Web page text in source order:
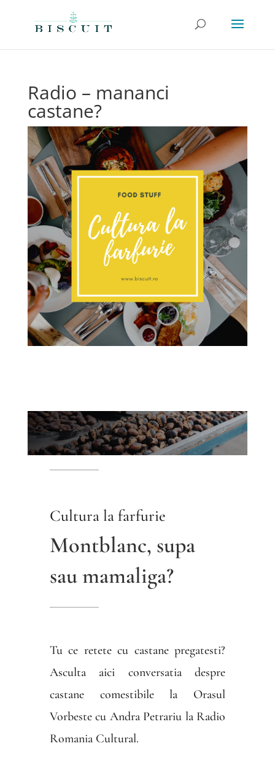
Radio – mananci
castane?
Cultura la farfurie
Montblanc, supa
sau mamaliga?
Tu ce retete cu castane pregatesti?
Asculta aici conversatia despre
castane comestibile la Orasul
Vorbeste cu Andra Petrariu la Radio
Romania Cultural.